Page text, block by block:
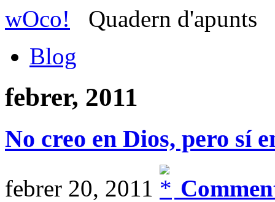
wOco!
Quadern d'apunts
Blog
febrer, 2011
No creo en Dios, pero sí
febrer 20, 2011